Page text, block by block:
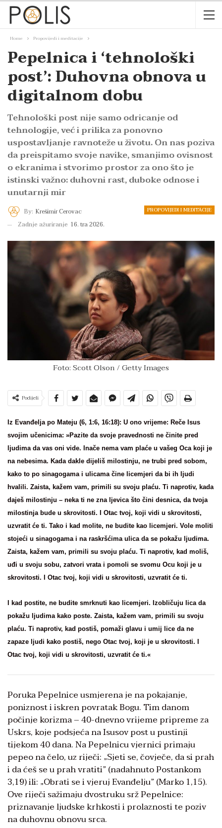
Home Propovijedi i meditacije
Pepelnica i ‘tehnološki
post’: Duhovna obnova u
digitalnom dobu
Tehnološki post nije samo odricanje od
tehnologije, već i prilika za ponovno
uspostavljanje ravnoteže u životu. On nas poziva
da preispitamo svoje navike, smanjimo ovisnost
o ekranima i stvorimo prostor za ono što je
istinski važno: duhovni rast, duboke odnose i
unutarnji mir
PROPOVIJEDI I MEDITACIJE
By: Krešimir Cerovac
Zadnje ažuriranje 16. tra 2026.
Foto: Scott Olson / Getty Images
Podijeli
Iz Evanđelja po Mateju (6, 1:6, 16:18): U ono vrijeme: Reče Isus
svojim učenicima: »Pazite da svoje pravednosti ne činite pred
ljudima da vas oni vide. Inače nema vam plaće u vašeg Oca koji je
na nebesima. Kada dakle dijeliš milostinju, ne trubi pred sobom,
kako to po sinagogama i ulicama čine licemjeri da bi ih ljudi
hvalili. Zaista, kažem vam, primili su svoju plaću. Ti naprotiv, kada
daješ milostinju – neka ti ne zna ljevica što čini desnica, da tvoja
milostinja bude u skrovitosti. I Otac tvoj, koji vidi u skrovitosti,
uzvratit će ti. Tako i kad molite, ne budite kao licemjeri. Vole moliti
stojeći u sinagogama i na raskršćima ulica da se pokažu ljudima.
Zaista, kažem vam, primili su svoju plaću. Ti naprotiv, kad moliš,
uđi u svoju sobu, zatvori vrata i pomoli se svomu Ocu koji je u
skrovitosti. I Otac tvoj, koji vidi u skrovitosti, uzvratit će ti.
I kad postite, ne budite smrknuti kao licemjeri. Izobličuju lica da
pokažu ljudima kako poste. Zaista, kažem vam, primili su svoju
plaću. Ti naprotiv, kad postiš, pomaži glavu i umij lice da ne
zapaze ljudi kako postiš, nego Otac tvoj, koji je u skrovitosti. I
Otac tvoj, koji vidi u skrovitosti, uzvratit će ti.«
Poruka Pepelnice usmjerena je na pokajanje,
poniznost i iskren povratak Bogu. Tim danom
počinje korizma – 40-dnevno vrijeme pripreme za
Uskrs, koje podsjeća na Isusov post u pustinji
tijekom 40 dana. Na Pepelnicu vjernici primaju
pepeo na čelo, uz riječi: „Sjeti se, čovječe, da si prah
i da ćeš se u prah vratiti” (nadahnuto Postankom
3,19) ili: „Obrati se i vjeruj Evanđelju” (Marko 1,15).
Ove riječi sažimaju dvostruku srž Pepelnice:
priznavanje ljudske krhkosti i prolaznosti te poziv
na duhovnu obnovu srca.